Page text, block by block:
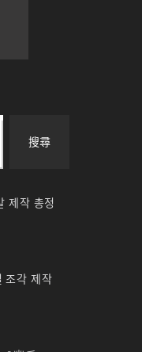
搜尋
제작 총정
조각 제작